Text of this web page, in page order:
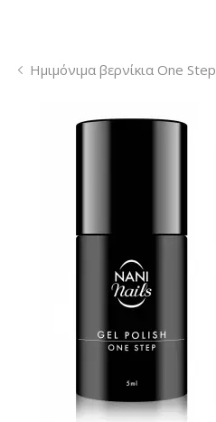
Ημιμόνιμα βερνίκια One Step